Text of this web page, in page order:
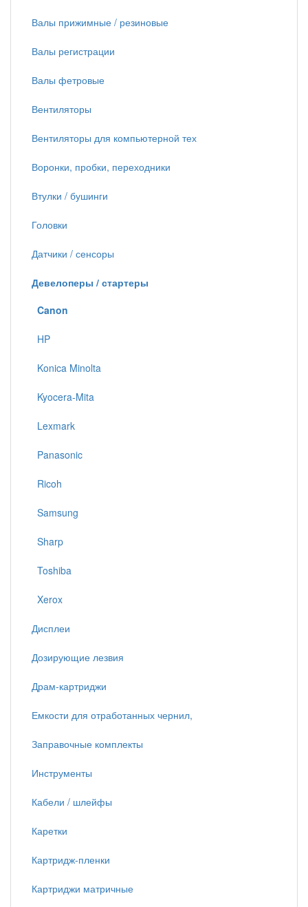
Валы прижимные / резиновые
Валы регистрации
Валы фетровые
Вентиляторы
Вентиляторы для компьютерной тех
Воронки, пробки, переходники
Втулки / бушинги
Головки
Датчики / сенсоры
Девелоперы / стартеры
Canon
HP
Konica Minolta
Kyocera-Mita
Lexmark
Panasonic
Ricoh
Samsung
Sharp
Toshiba
Xerox
Дисплеи
Дозирующие лезвия
Драм-картриджи
Емкости для отработанных чернил,
Заправочные комплекты
Инструменты
Кабели / шлейфы
Каретки
Картридж-пленки
Картриджи матричные